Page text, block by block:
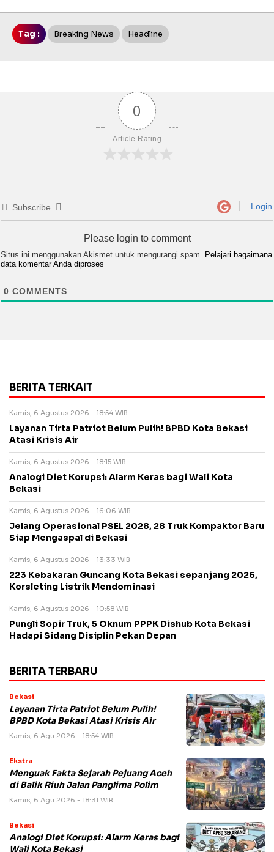
Tag : Breaking News Headline
0
Article Rating
Subscribe Login
Please login to comment
Situs ini menggunakan Akismet untuk mengurangi spam. Pelajari bagaimana
data komentar Anda diproses
0 COMMENTS
BERITA TERKAIT
Kamis, 6 Agustus 2026 - 18:54 WIB
Layanan Tirta Patriot Belum Pulih! BPBD Kota Bekasi
Atasi Krisis Air
Kamis, 6 Agustus 2026 - 18:15 WIB
Analogi Diet Korupsi: Alarm Keras bagi Wali Kota
Bekasi
Kamis, 6 Agustus 2026 - 16:06 WIB
Jelang Operasional PSEL 2028, 28 Truk Kompaktor Baru
Siap Mengaspal di Bekasi
Kamis, 6 Agustus 2026 - 13:33 WIB
223 Kebakaran Guncang Kota Bekasi sepanjang 2026,
Korsleting Listrik Mendominasi
Kamis, 6 Agustus 2026 - 10:58 WIB
Pungli Sopir Truk, 5 Oknum PPPK Dishub Kota Bekasi
Hadapi Sidang Disiplin Pekan Depan
BERITA TERBARU
Bekasi
Layanan Tirta Patriot Belum Pulih!
BPBD Kota Bekasi Atasi Krisis Air
Kamis, 6 Agu 2026 - 18:54 WIB
Ekstra
Menguak Fakta Sejarah Pejuang Aceh
di Balik Riuh Jalan Panglima Polim
Kamis, 6 Agu 2026 - 18:31 WIB
Bekasi
Analogi Diet Korupsi: Alarm Keras bagi
Wali Kota Bekasi